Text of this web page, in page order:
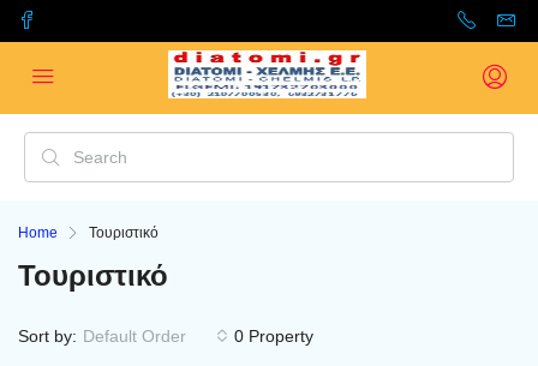
Home Τουριστικό
Τουριστικό
0 Property
Sort by: Default Order